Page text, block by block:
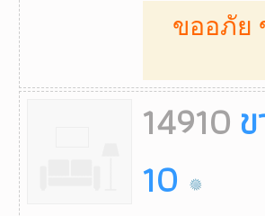
ขออภัย
14910
10